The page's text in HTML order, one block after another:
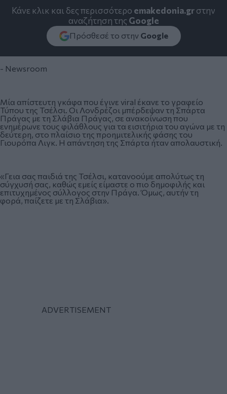
Κάνε κλικ και δες περισσότερο emakedonia.grστην
αναζήτηση της Google
Πρόσθεσέ το στην Google
- Newsroom
Μία απίστευτη γκάφα που έγινε viral έκανε το γραφείο
Τύπου της Τσέλσι. Οι Λονδρέζοι μπέρδεψαν τη Σπάρτα
Πράγας με τη Σλάβια Πράγας, σε ανακοίνωση που
ενημέρωνε τους φιλάθλους για τα εισιτήρια του αγώνα με τη
δεύτερη, στο πλαίσιο της προημιτελικής φάσης του
Γιουρόπα Λιγκ. Η απάντηση της Σπάρτα ήταν απολαυστική.
«Γεια σας παιδιά της Τσέλσι, κατανοούμε απολύτως τη
σύγχυσή σας, καθώς εμείς είμαστε ο πιο δημοφιλής και
επιτυχημένος σύλλογος στην Πράγα. Όμως, αυτήν τη
φορά, παίζετε με τη Σλάβια».